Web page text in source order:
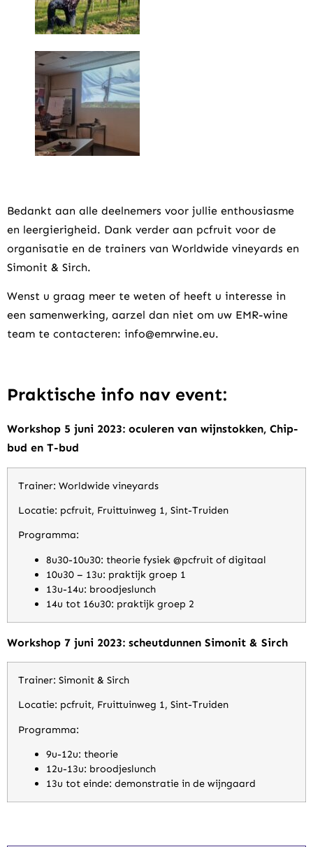
Bedankt aan alle deelnemers voor jullie enthousiasme
en leergierigheid. Dank verder aan pcfruit voor de
organisatie en de trainers van Worldwide vineyards en
Simonit & Sirch.
Wenst u graag meer te weten of heeft u interesse in
een samenwerking, aarzel dan niet om uw EMR-wine
team te contacteren: info@emrwine.eu.
Praktische info nav event:
Workshop 5 juni 2023: oculeren van wijnstokken, Chip-
bud en T-bud
Trainer: Worldwide vineyards
Locatie: pcfruit, Fruittuinweg 1, Sint-Truiden
Programma:
8u30-10u30: theorie fysiek @pcfruit of digitaal
10u30 – 13u: praktijk groep 1
13u-14u: broodjeslunch
14u tot 16u30: praktijk groep 2
Workshop 7 juni 2023: scheutdunnen Simonit & Sirch
Trainer: Simonit & Sirch
Locatie: pcfruit, Fruittuinweg 1, Sint-Truiden
Programma:
9u-12u: theorie
12u-13u: broodjeslunch
13u tot einde: demonstratie in de wijngaard